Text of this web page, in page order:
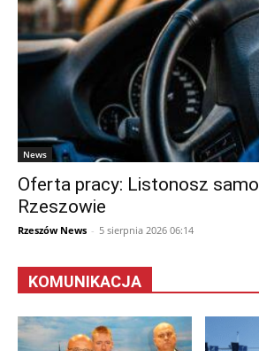
News
Oferta pracy: Listonosz
Rzeszowie
Rzeszów News - 5 sierpnia 2026 06:14
KOMUNIKACJA